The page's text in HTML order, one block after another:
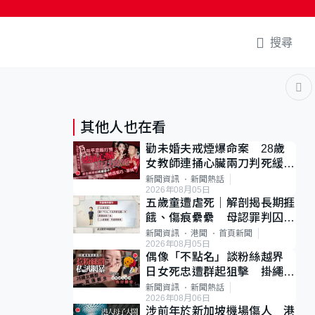
搜尋
其他人也在看
勸未婚夫戒煙爆命案 28歲
女教師連捅心臟兩刀判死緩
母斥判太重已上訴
新聞資訊
新聞熱話
2026年08月05日
五歲童遭虐死｜解剖揭長期捱
餓、傷痕纍纍 母認罪判囚
22年 官斥冷血：同類案最
惡劣
新聞資訊 港聞
首頁新聞
2026年08月05日
偶像「不點名」談粉絲越界
日女死忠遭群起狙擊 掛繩開
直播道歉後輕生
新聞資訊
新聞熱話
2026年08月06日
涉前年於新加坡機場傷人 港